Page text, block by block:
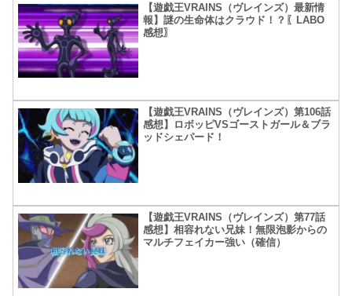
【遊戯王VRAINS（ヴレインズ）最新情
報】謎の生命体はクラウド！？〖LABO
感想〗
【遊戯王VRAINS（ヴレインズ）第106話
感想】ロボッピVSゴーストガール＆ブラ
ッドシェパード！
【遊戯王VRAINS（ヴレインズ）第77話
感想】相容れない兄妹！無限泡影からの
マルチフェイカー強い（確信）